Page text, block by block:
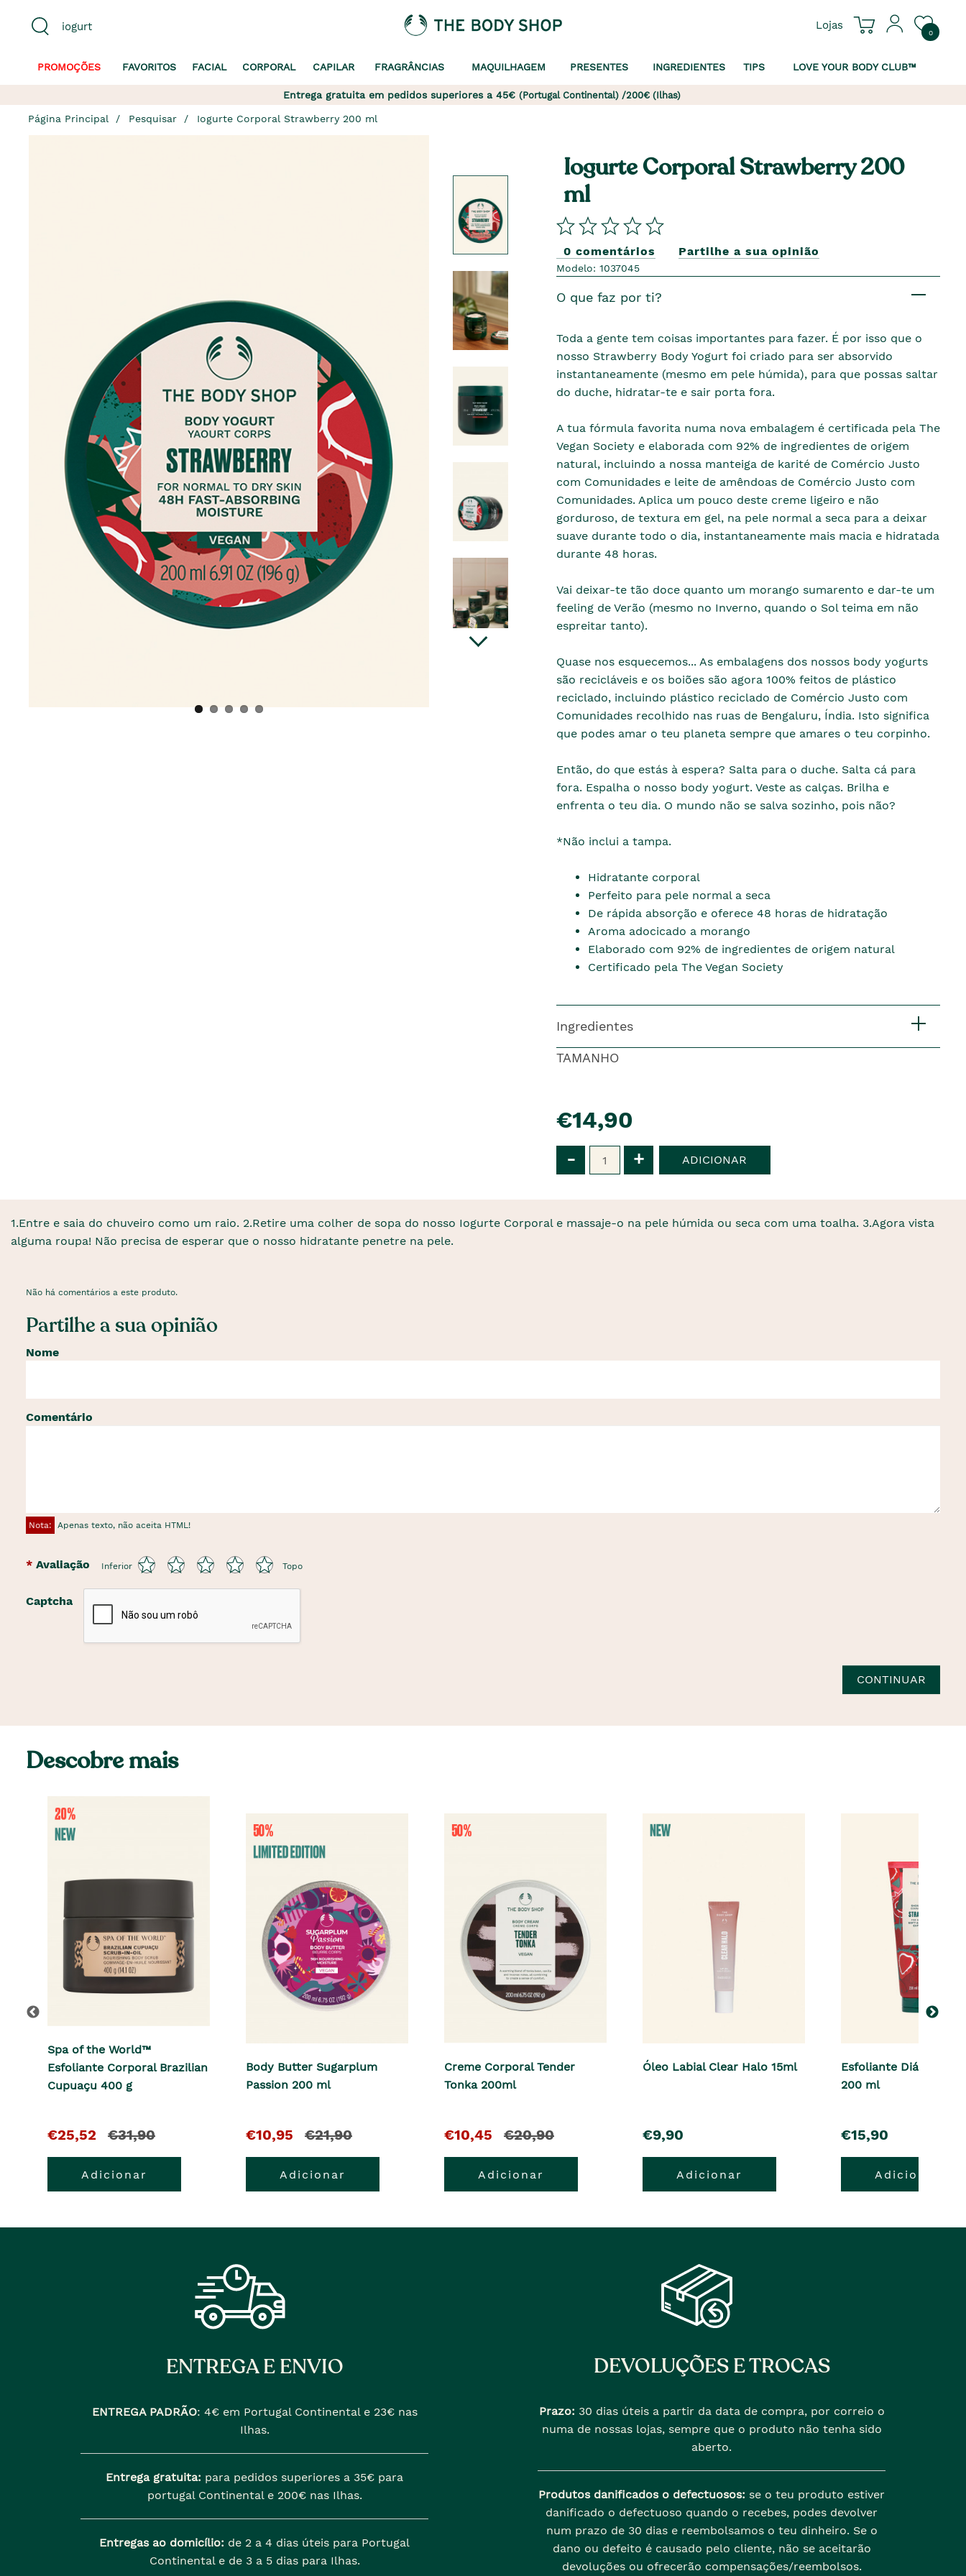
Lojas
0
PROMOÇÕES FAVORITOS FACIAL CORPORAL CAPILAR FRAGRÂNCIAS MAQUILHAGEM PRESENTES INGREDIENTES TIPS LOVE YOUR BODY CLUB™
Entrega gratuita em pedidos superiores a 45€ (Portugal Continental) /200€ (Ilhas)
Página Principal Pesquisar Iogurte Corporal Strawberry 200 ml
Iogurte Corporal Strawberry 200
ml
0 comentários Partilhe a sua opinião
Modelo: 1037045
O que faz por ti?
Toda a gente tem coisas importantes para fazer. É por isso que o
nosso Strawberry Body Yogurt foi criado para ser absorvido
instantaneamente (mesmo em pele húmida), para que possas saltar
do duche, hidratar-te e sair porta fora.
A tua fórmula favorita numa nova embalagem é certificada pela The
Vegan Society e elaborada com 92% de ingredientes de origem
natural, incluindo a nossa manteiga de karité de Comércio Justo
com Comunidades e leite de amêndoas de Comércio Justo com
Comunidades. Aplica um pouco deste creme ligeiro e não
gorduroso, de textura em gel, na pele normal a seca para a deixar
suave durante todo o dia, instantaneamente mais macia e hidratada
durante 48 horas.
Vai deixar-te tão doce quanto um morango sumarento e dar-te um
feeling de Verão (mesmo no Inverno, quando o Sol teima em não
espreitar tanto).
Quase nos esquecemos... As embalagens dos nossos body yogurts
são recicláveis e os boiões são agora 100% feitos de plástico
reciclado, incluindo plástico reciclado de Comércio Justo com
Comunidades recolhido nas ruas de Bengaluru, Índia. Isto significa
que podes amar o teu planeta sempre que amares o teu corpinho.
Então, do que estás à espera? Salta para o duche. Salta cá para
fora. Espalha o nosso body yogurt. Veste as calças. Brilha e
enfrenta o teu dia. O mundo não se salva sozinho, pois não?
*Não inclui a tampa.
Hidratante corporal
Perfeito para pele normal a seca
De rápida absorção e oferece 48 horas de hidratação
Aroma adocicado a morango
Elaborado com 92% de ingredientes de origem natural
Certificado pela The Vegan Society
Ingredientes
TAMANHO
€14,90
- + ADICIONAR
1.Entre e saia do chuveiro como um raio. 2.Retire uma colher de sopa do nosso Iogurte Corporal e massaje-o na pele húmida ou seca com uma toalha. 3.Agora vista
alguma roupa! Não precisa de esperar que o nosso hidratante penetre na pele.
Não há comentários a este produto.
Partilhe a sua opinião
Nome
Comentário
Nota: Apenas texto, não aceita HTML!
Avaliação Inferior Topo
Captcha
CONTINUAR
Descobre mais
Spa of the World™
Esfoliante Corporal Brazilian
Cupuaçu 400 g
O
pre�o
atual
€25,52
e
o
pre�o
era
€31,90
Adicionar
Body Butter Sugarplum
Passion 200 ml
O
pre�o
atual
€10,95
e
o
pre�o
era
€21,90
Adicionar
Creme Corporal Tender
Tonka 200ml
O
pre�o
atual
€10,45
e
o
pre�o
era
€20,90
Adicionar
Óleo Labial Clear Halo 15ml
pre�o
€9,90
Adicionar
Esfoliante Diário
200 ml
pre�o
€15,90
Adicionar
ENTREGA E ENVIO
ENTREGA PADRÃO: 4€ em Portugal Continental e 23€ nas
Ilhas.
Entrega gratuita: para pedidos superiores a 35€ para
portugal Continental e 200€ nas Ilhas.
Entregas ao domicílio: de 2 a 4 dias úteis para Portugal
Continental e de 3 a 5 dias para Ilhas.
DEVOLUÇÕES E TROCAS
Prazo: 30 dias úteis a partir da data de compra, por correio o
numa de nossas lojas, sempre que o produto não tenha sido
aberto.
Produtos danificados o defectuosos: se o teu produto estiver
danificado o defectuoso quando o recebes, podes devolver
num prazo de 30 dias e reembolsamos o teu dinheiro. Se o
dano ou defeito é causado pelo cliente, não se aceitarão
devoluções ou ofrecerão compensações/reembolsos.